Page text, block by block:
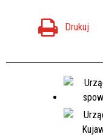
Drukuj